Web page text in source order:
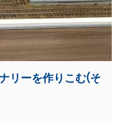
リーを作りこむ(そ